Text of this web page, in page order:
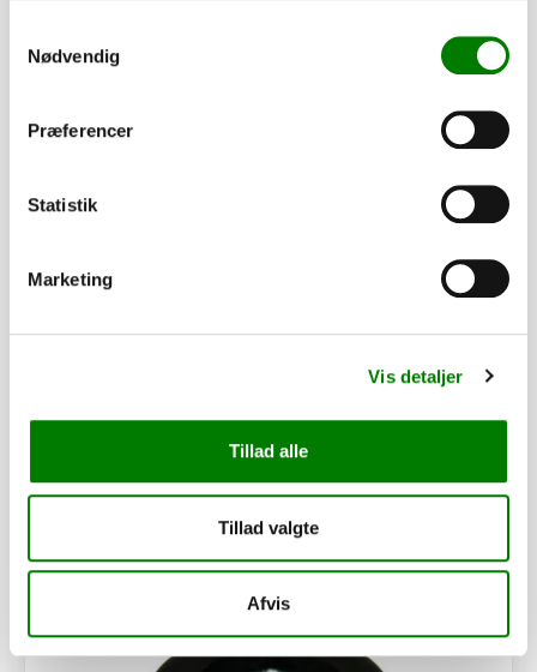
Nødvendig
Præferencer
Statistik
Marketing
Vis detaljer
Tillad alle
Tillad valgte
Afvis
SKU: 41305